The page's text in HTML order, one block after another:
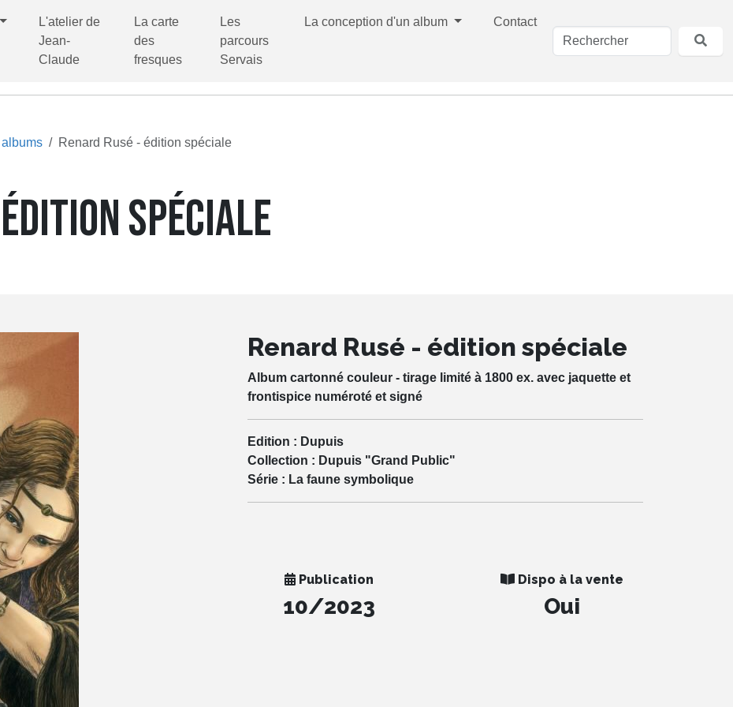
L'atelier de
Jean-
Claude
La carte
des
fresques
Les
parcours
Servais
La conception d'un album Contact
albums Renard Rusé - édition spéciale
SPÉCIALE
Renard Rusé - édition spéciale
Album cartonné couleur - tirage limité à 1800 ex. avec jaquette et
frontispice numéroté et signé
Edition : Dupuis
Collection : Dupuis "Grand Public"
Série : La faune symbolique
Publication
10/2023
Dispo à la vente
Oui